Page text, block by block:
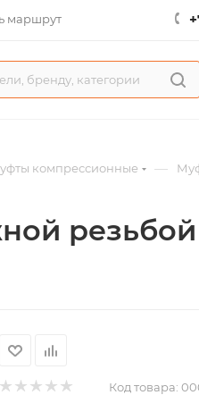
маршрут
компрессионные —
резьбой
Код товара: